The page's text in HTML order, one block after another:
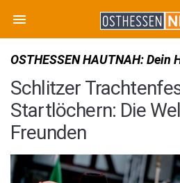
OSTHESSEN HAUTNAH: Dein
Schlitzer
Startlöchern: Die
Freunden